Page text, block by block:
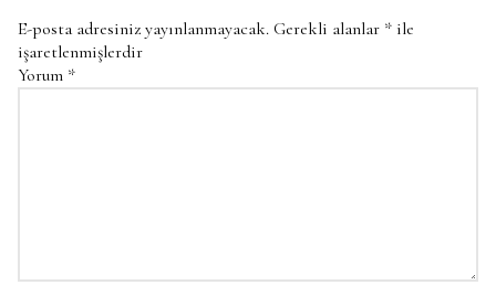
E-posta adresiniz yayınlanmayacak. Gerekli alanlar * ile
işaretlenmişlerdir
Yorum *